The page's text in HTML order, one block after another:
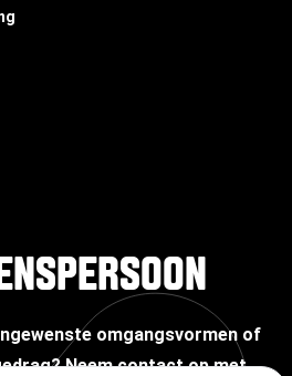
omgangsvormen of
Neem contact op met